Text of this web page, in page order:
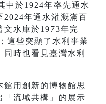
中於1924年率先通水
2024年通水灌溉滿百
文水庫於1973年完
這些突顯了水利事業
時也看見臺灣水利
用創新的博物館思
「流域共構」的展示